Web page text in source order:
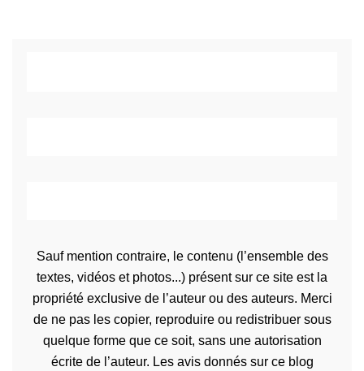
Sauf mention contraire, le contenu (l’ensemble des
textes, vidéos et photos...) présent sur ce site est la
propriété exclusive de l’auteur ou des auteurs. Merci
de ne pas les copier, reproduire ou redistribuer sous
quelque forme que ce soit, sans une autorisation
écrite de l’auteur. Les avis donnés sur ce blog